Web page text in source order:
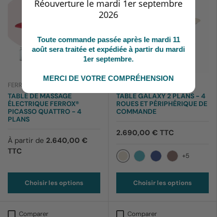
FERROX
TABLE DE MASSAGE
ÉLECTRIQUE FERROX®
PICASSO QUATTRO - 4
PLANS
À partir de 2.640,00 €
TTC
Choisir les options
TABLE GALAXY 2 PLANS - 4
ROUES ET PÉRIPHÉRIQUE DE
COMMANDE
2.690,00 € TTC
Beige clair
+5
Choisir les options
Comparer Comparer
Réouverture le mardi 1er septembre
2026
Toute commande passée après le mardi 11
août sera traitée et expédiée à partir du mardi
1er septembre.
MERCI DE VOTRE COMPRÉHENSION